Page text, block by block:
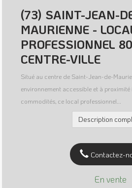
(73) SAINT-JEAN-
MAURIENNE -
PROFESSIONNEL
CENTRE-VILLE
Situé au centre de Saint-Jean-de-
environnement accessible et à
commodités, ce local professionnel...
Description
Contactez-
En vente